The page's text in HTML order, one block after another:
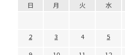
日 月 火 水
2
3 4 5